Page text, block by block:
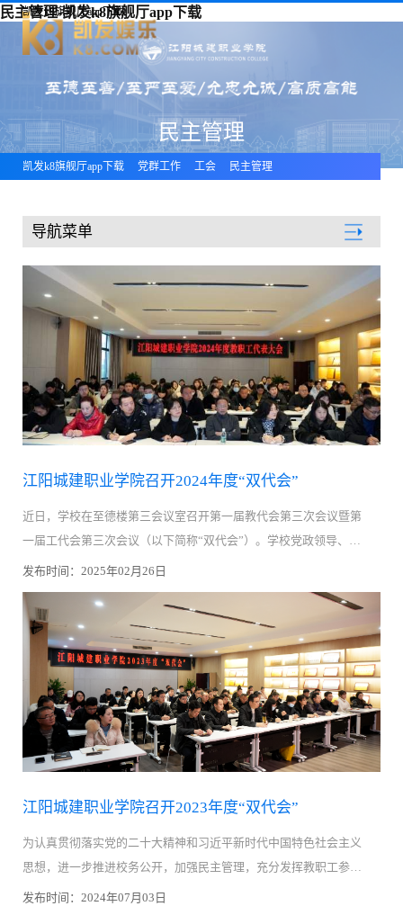
民主管理-凯发k8旗舰厅app下载
凯发k8旗舰厅app下载
民主管理
凯发k8旗舰厅app下载 党群工作 工会 民主管理
导航菜单
党群工作
江阳城建职业学院召开2024年度“双代会”
近日，学校在至德楼第三会议室召开第一届教代会第三次会议暨第
一届工代会第三次会议（以下简称“双代会”）。学校党政领导、工
会委员、教代会委员、受邀老教授及代表70余人出席会议。会议由
党委副书记、工会主席刘凯华主持。大会在庄严的国歌声中拉开帷
幕。党委副书记、工会主席刘凯华作《江阳城建职业学院工会2024
年度工作报告》。全体代表们审议并表决通过了《2024年工会经费
审查委员会工作报告》《江阳城建职业学院人事绩效工资制度》等
制度文件。会议过程中，代表们紧紧围绕学校中心工作、狠抓内涵
建设、教学管理、保障师生权益保障等方面积极讨论。确保了参会
代表的合法性与代表性，这些举措将为教职工营造更加良好的工作
环境，并
发布时间：2025年02月26日
江阳城建职业学院召开2023年度“双代会”
为认真贯彻落实党的二十大精神和习近平新时代中国特色社会主义
思想，进一步推进校务公开，加强民主管理，充分发挥教职工参与
学校管理的积极性，助力学校高质量发展。2024年1月19日江阳城建
发布时间：2024年07月03日